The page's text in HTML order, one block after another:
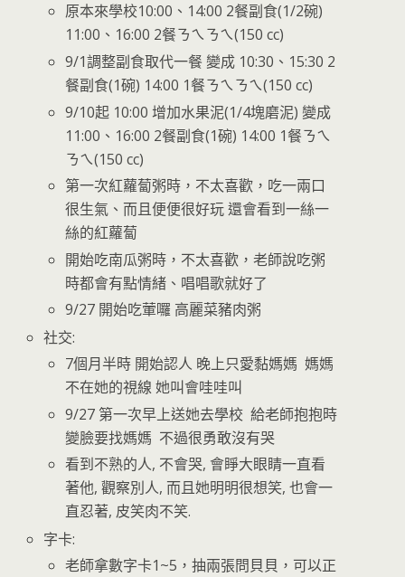
原本來學校10:00、14:00 2餐副食(1/2碗)
11:00、16:00 2餐ㄋㄟㄋㄟ(150 cc)
9/1調整副食取代一餐 變成 10:30、15:30 2
餐副食(1碗) 14:00 1餐ㄋㄟㄋㄟ(150 cc)
9/10起 10:00 增加水果泥(1/4塊磨泥) 變成
11:00、16:00 2餐副食(1碗) 14:00 1餐ㄋㄟ
ㄋㄟ(150 cc)
第一次紅蘿蔔粥時，不太喜歡，吃一兩口
很生氣、而且便便很好玩 還會看到一絲一
絲的紅蘿蔔
開始吃南瓜粥時，不太喜歡，老師說吃粥
時都會有點情緒、唱唱歌就好了
9/27 開始吃葷囉 高麗菜豬肉粥
社交:
7個月半時 開始認人 晚上只愛黏媽媽 媽媽
不在她的視線 她叫會哇哇叫
9/27 第一次早上送她去學校 給老師抱抱時
變臉要找媽媽 不過很勇敢沒有哭
看到不熟的人, 不會哭, 會睜大眼睛一直看
著他, 觀察別人, 而且她明明很想笑, 也會一
直忍著, 皮笑肉不笑.
字卡:
老師拿數字卡1~5，抽兩張問貝貝，可以正